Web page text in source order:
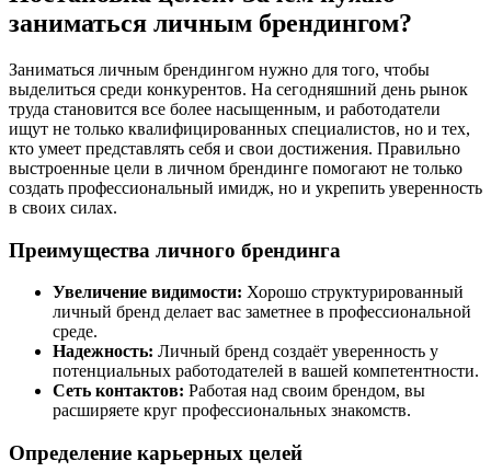
заниматься личным брендингом?
Заниматься личным брендингом нужно для того, чтобы
выделиться среди конкурентов. На сегодняшний день рынок
труда становится все более насыщенным, и работодатели
ищут не только квалифицированных специалистов, но и тех,
кто умеет представлять себя и свои достижения. Правильно
выстроенные цели в личном брендинге помогают не только
создать профессиональный имидж, но и укрепить уверенность
в своих силах.
Преимущества личного брендинга
Увеличение видимости: Хорошо структурированный
личный бренд делает вас заметнее в профессиональной
среде.
Надежность: Личный бренд создаёт уверенность у
потенциальных работодателей в вашей компетентности.
Сеть контактов: Работая над своим брендом, вы
расширяете круг профессиональных знакомств.
Определение карьерных целей